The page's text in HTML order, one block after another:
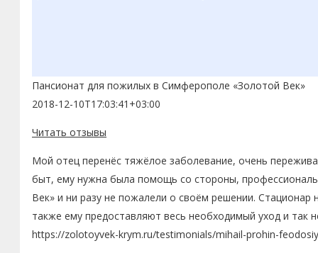
Пансионат для пожилых в Симферополе «Золотой Век»
2018-12-10T17:03:41+03:00
Читать отзывы
Мой отец перенёс тяжёлое заболевание, очень
быт, ему нужна была помощь со стороны,
Век» и ни разу не пожалели о своём решении.
также ему предоставляют весь необходимый уход и так
https://zolotoyvek-krym.ru/testimonials/mihail-prohin-